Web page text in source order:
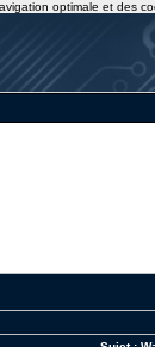
optimale et des